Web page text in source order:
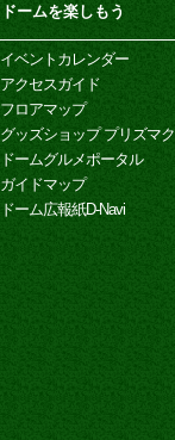
ドームを楽しもう
イベントカレンダー
アクセスガイド
フロアマップ
グッズショップ プリズマ
ドームグルメポータル
ガイドマップ
ドーム広報紙D-Navi